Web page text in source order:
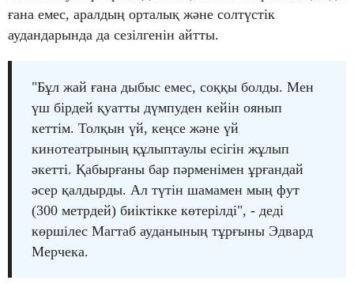
ғана емес, аралдың орталық және солтүстік
аудандарында да сезілгенін айтты.
"Бұл жай ғана дыбыс емес, соққы болды. Мен
үш бірдей қуатты дүмпуден кейін оянып
кеттім. Толқын үй, кеңсе және үй
кинотеатрының құлыптаулы есігін жұлып
әкетті. Қабырғаны бар пәрменімен ұрғандай
әсер қалдырды. Ал түтін шамамен мың фут
(300 метрдей) биіктікке көтерілді", - деді
көршілес Магтаб ауданының тұрғыны Эдвард
Мерчека.